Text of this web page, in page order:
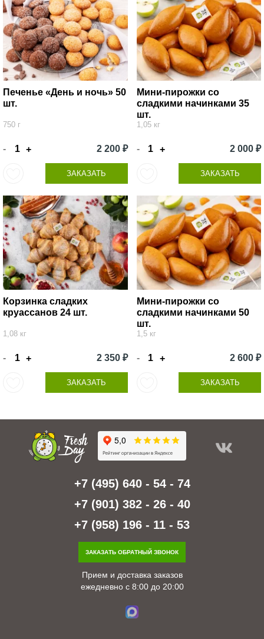
Печенье «День и ночь» 50
шт.
750 г
- + 2 200 ₽
ЗАКАЗАТЬ
Мини-пирожки со
сладкими начинками 35
шт.
1,05 кг
- + 2 000 ₽
ЗАКАЗАТЬ
Корзинка сладких
круассанов 24 шт.
1,08 кг
- + 2 350 ₽
ЗАКАЗАТЬ
Мини-пирожки со
сладкими начинками 50
шт.
1,5 кг
- + 2 600 ₽
ЗАКАЗАТЬ
+7 (495) 640 - 54 - 74
+7 (901) 382 - 26 - 40
+7 (958) 196 - 11 - 53
ЗАКАЗАТЬ ОБРАТНЫЙ ЗВОНОК
Прием и доставка заказов
ежедневно с 8:00 до 20:00